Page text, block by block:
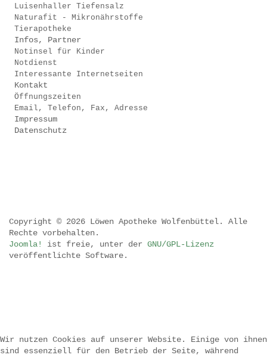
Luisenhaller Tiefensalz
Naturafit - Mikronährstoffe
Tierapotheke
Infos, Partner
Notinsel für Kinder
Notdienst
Interessante Internetseiten
Kontakt
Öffnungszeiten
Email, Telefon, Fax, Adresse
Impressum
Datenschutz
Copyright © 2026 Löwen Apotheke Wolfenbüttel. Alle
Rechte vorbehalten.
Joomla!
ist freie, unter der GNU/GPL-Lizenz
veröffentlichte Software.
.
Wir nutzen Cookies auf unserer Website. Einige von ihnen
sind essenziell für den Betrieb der Seite, während